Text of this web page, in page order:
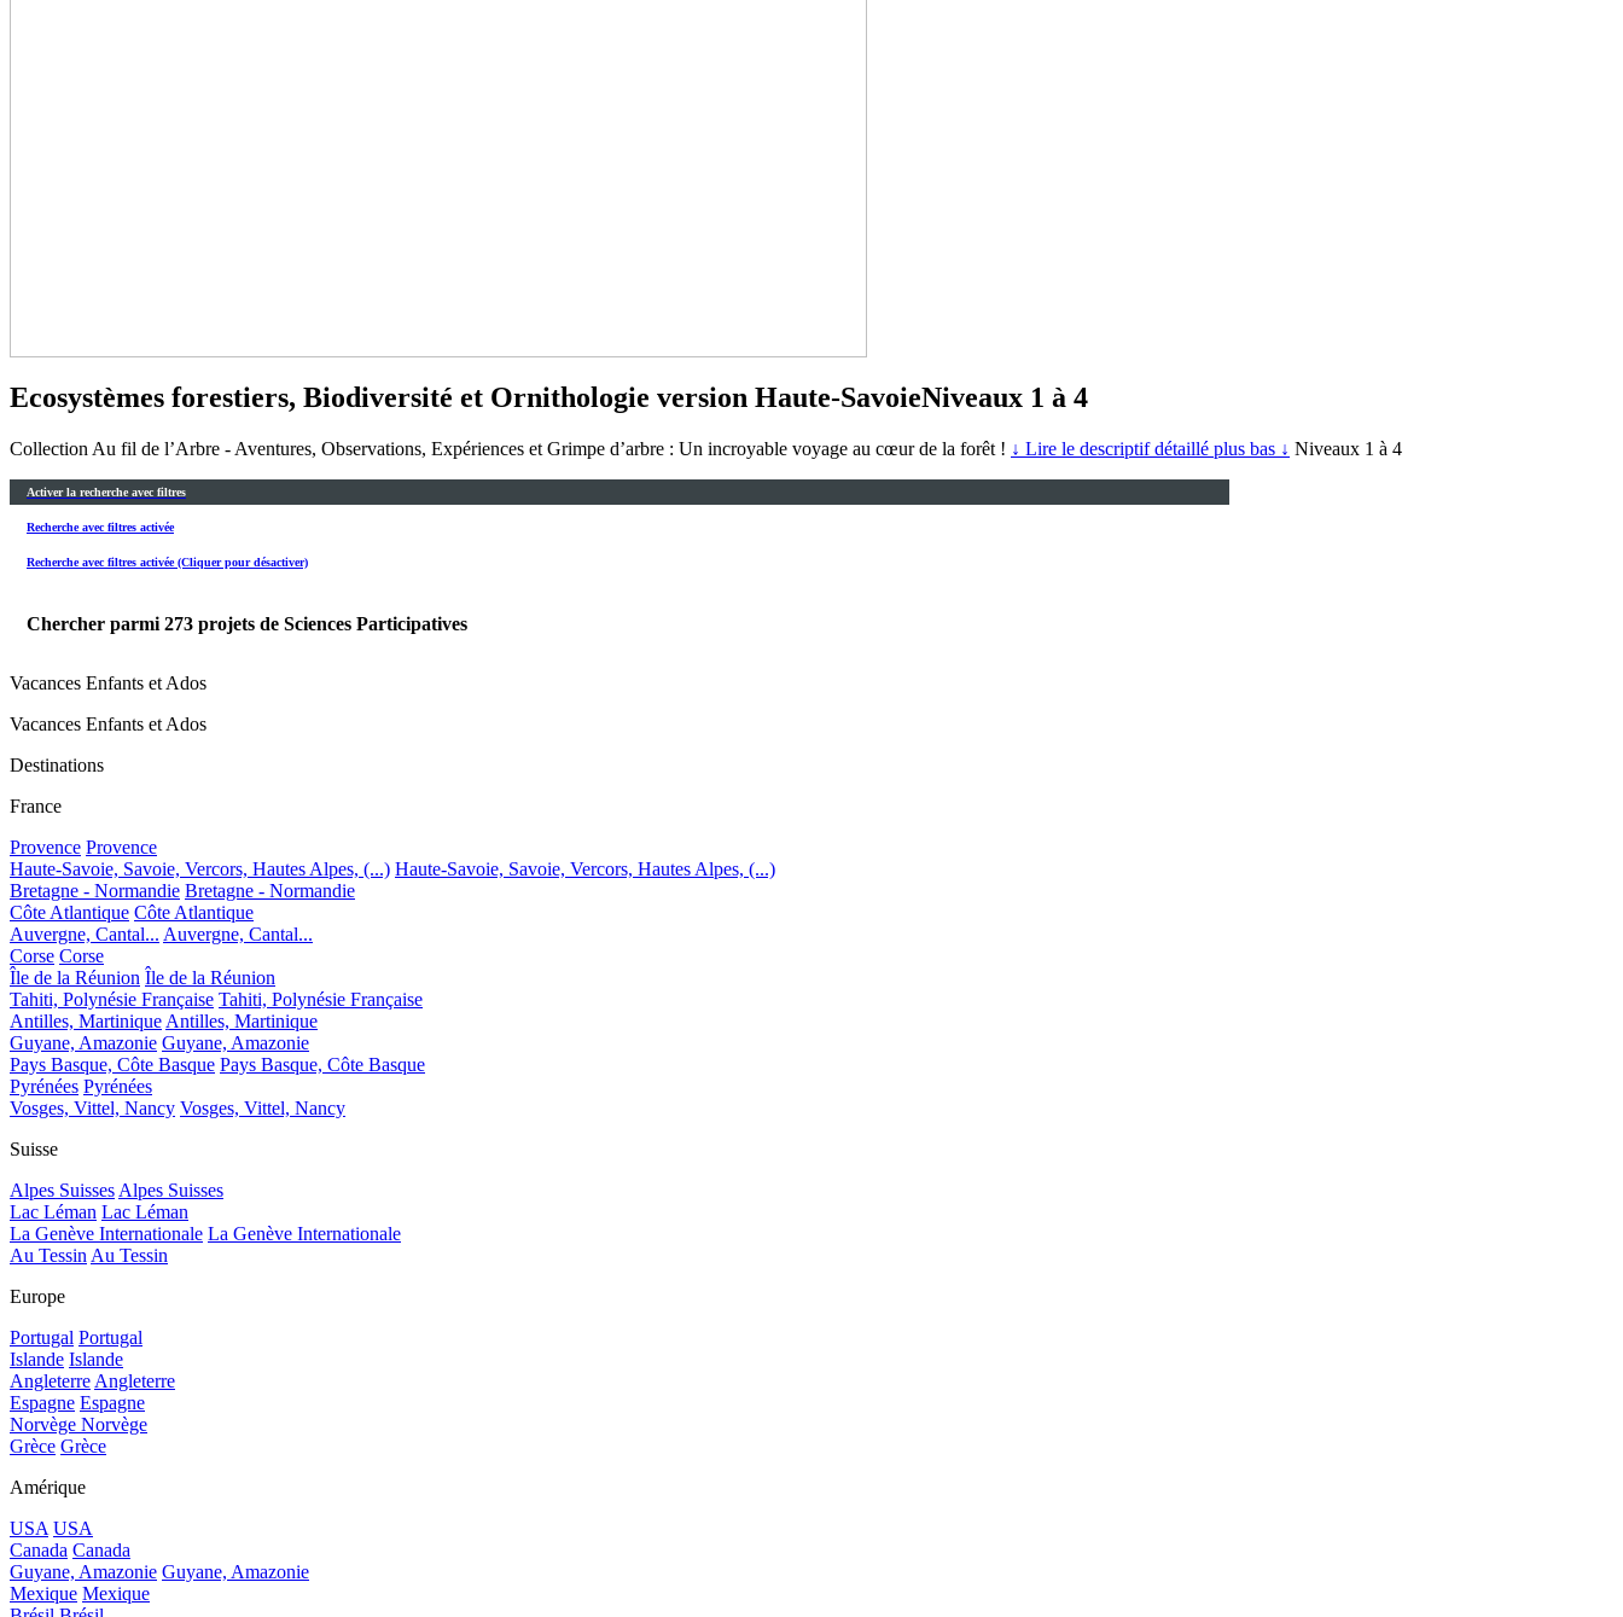
Ecosystèmes forestiers, Biodiversité et Ornithologie version Haute-SavoieNiveaux 1 à 4
Collection Au fil de l’Arbre - Aventures, Observations, Expériences et Grimpe d’arbre : Un incroyable voyage au cœur de la forêt ! ↓ Lire le descriptif détaillé plus bas ↓ Niveaux 1 à 4
Activer la recherche avec filtres
Recherche avec filtres activée
Recherche avec filtres activée (Cliquer pour désactiver)
Chercher parmi 273 projets de Sciences Participatives
Vacances Enfants et Ados
Vacances Enfants et Ados
Destinations
France
Provence Provence
Haute-Savoie, Savoie, Vercors, Hautes Alpes, (...) Haute-Savoie, Savoie, Vercors, Hautes Alpes, (...)
Bretagne - Normandie Bretagne - Normandie
Côte Atlantique Côte Atlantique
Auvergne, Cantal... Auvergne, Cantal...
Corse Corse
Île de la Réunion Île de la Réunion
Tahiti, Polynésie Française Tahiti, Polynésie Française
Antilles, Martinique Antilles, Martinique
Guyane, Amazonie Guyane, Amazonie
Pays Basque, Côte Basque Pays Basque, Côte Basque
Pyrénées Pyrénées
Vosges, Vittel, Nancy Vosges, Vittel, Nancy
Suisse
Alpes Suisses Alpes Suisses
Lac Léman Lac Léman
La Genève Internationale La Genève Internationale
Au Tessin Au Tessin
Europe
Portugal Portugal
Islande Islande
Angleterre Angleterre
Espagne Espagne
Norvège Norvège
Grèce Grèce
Amérique
USA USA
Canada Canada
Guyane, Amazonie Guyane, Amazonie
Mexique Mexique